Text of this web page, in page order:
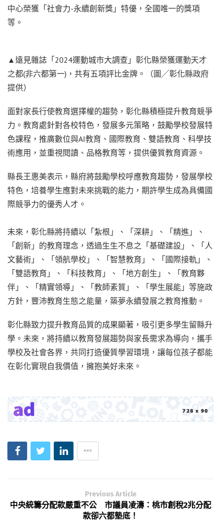
中心榮獲「社會力-永續創新獎」特優，全國唯一的獎項
等。
▲遠見雜誌「2024運動城市大調查」彰化縣榮獲運動天才
之都(非六都第一)，共有五項評比金牌。（圖╱彰化縣政府
提供）
面對家長行使教育選擇權的趨勢，彰化縣積極提升教育競爭
力。教育處針對各校特色，發展多元策略，鼓勵學校發展特
色課程，推廣數位與AI教育、國際教育、雙語教育、科學技
術應用，並重視閱讀、品格教育等，提供優質教育資源。
縣長王惠美表示，縣府將鼓勵學校呼應教育趨勢，發展學校
特色，培養學生應對未來挑戰的能力，期許學生成為具備國
際競爭力的優秀人才。
未來，彰化縣將持續以「紮根」、「深耕」、「精進」、
「創新」的教育理念，透過生生不息之「基礎建設」、「人
文藝術」、「領航學校」、「智慧教育」、「國際接軌」、
「雙語教育」、「科技教育」、「地方創生」、「教育夥
伴」、「精實領導」、「教師素質」、「學生展能」等施政
方針，豐沛教育生態之能量，築夢永續發展之教育推動。
彰化縣致力提升教育品質的成果顯著，吸引更多學生留縣升
學。未來，將持續以教育發展趨勢與家長需求為導向，攜手
學校及社會各界，共同打造優質學習環境，讓每位孩子都能
在彰化實現自我價值，擁抱美好未來。
Previous Article
中央統籌分配款嚴重不公 市議員凌濤：桃市創稅2兆分配
款卻六都墊底！